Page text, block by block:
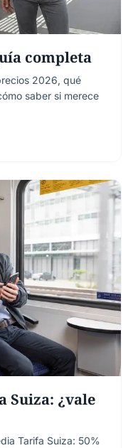
completa
2026, qué
saber si merece
Suiza: ¿vale
Tarifa Suiza: 50%